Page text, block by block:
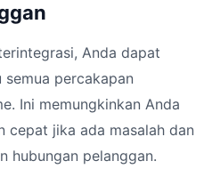
Anda dapat
percakapan
Ini memungkinkan Anda
cepat jika ada masalah dan
hubungan pelanggan.